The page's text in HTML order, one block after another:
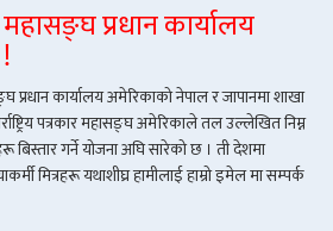
महासङ्घ प्रधान कार्यालय
प्रधान कार्यालय अमेरिकाको नेपाल र जापानमा शाखा
पत्रकार महासङ्घ अमेरिकाले तल उल्लेखित निम्न
गर्ने योजना अघि सारेको छ । ती देशमा
मित्रहरू यथाशीघ्र हामीलाई हाम्रो इमेल मा सम्पर्क